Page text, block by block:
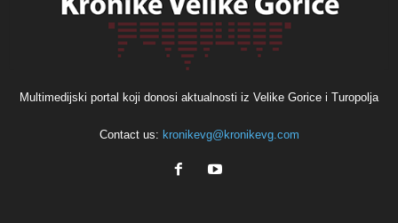
Multimedijski portal koji donosi aktualnosti iz Velike Gorice i Turopolja
Contact us: kronikevg@kronikevg.com